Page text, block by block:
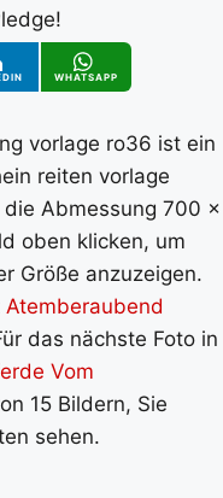
WHATSAPP
vorlage ro36 ist ein
reiten vorlage
Abmessung 700 x
oben klicken, um
Größe anzuzeigen.
Atemberaubend
das nächste Foto in
Vom
15 Bildern, Sie
sehen.